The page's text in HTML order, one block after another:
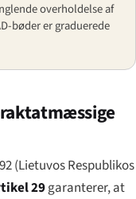
overholdelse af
bøder er graduerede
(Lietuvos Respublikos
29garanterer, at